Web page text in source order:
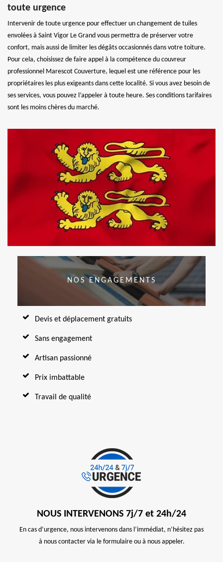
toute urgence
Intervenir de toute urgence pour effectuer un changement de tuiles
envolées à Saint Vigor Le Grand vous permettra de préserver votre
confort, mais aussi de limiter les dégâts occasionnés dans votre toiture.
Pour cela, choisissez de faire appel à la compétence du couvreur
professionnel Marescot Couverture, lequel est une référence pour les
propriétaires les plus exigeants dans cette localité. Si vous avez besoin de
ses services, vous pouvez l’appeler à toute heure. Ses conditions tarifaires
sont les moins chères du marché.
NOS ENGAGEMENTS
Devis et déplacement gratuits
Sans engagement
Artisan passionné
Prix imbattable
Travail de qualité
NOUS INTERVENONS 7j/7 et 24h/24
En cas d’urgence, nous intervenons dans l’immédiat, n’hésitez pas
à nous contacter via le formulaire ou à nous appeler.